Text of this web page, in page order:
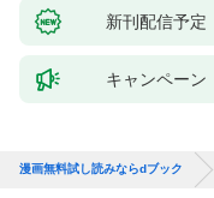
新刊配信予定
キャンペーン
漫画無料試し読みならdブック